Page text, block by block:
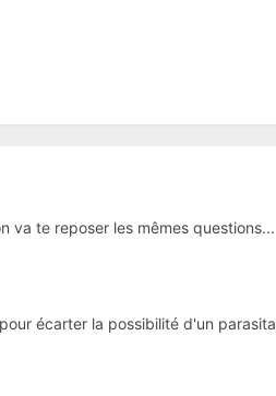
va te reposer les mêmes questions...
écarter la possibilité d'un